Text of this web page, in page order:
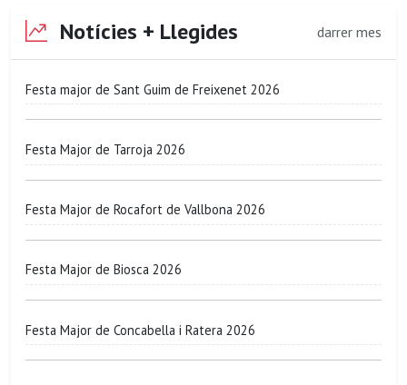
Notícies + Llegides darrer mes
Festa major de Sant Guim de Freixenet 2026
Festa Major de Tarroja 2026
Festa Major de Rocafort de Vallbona 2026
Festa Major de Biosca 2026
Festa Major de Concabella i Ratera 2026